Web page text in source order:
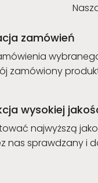
zamówień
zamówiony
wysokiej
najwyższą
nas sprawdzany i